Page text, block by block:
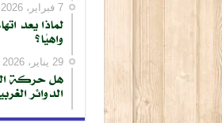
7 فبراير، 2026
لماذا يعد
واهيًا؟
29 يناير، 2026
هل حركة
الدوائر